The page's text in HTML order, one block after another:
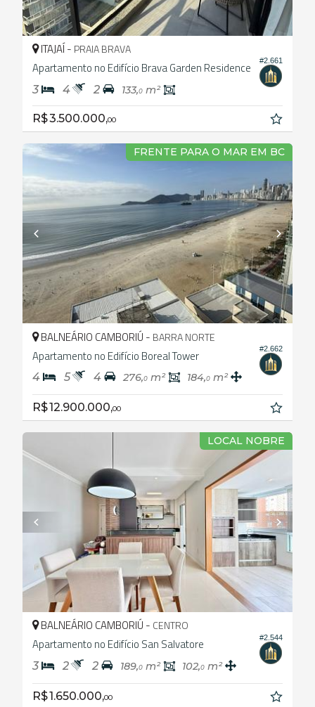
#2.661
ITAJAÍ - PRAIA BRAVA
Apartamento no Edifício Brava Garden Residence
3 4 2 133,0 m²
R$ 3.500.000,00
FRENTE PARA O MAR EM BC
#2.662
BALNEÁRIO CAMBORIÚ - BARRA NORTE
Apartamento no Edifício Boreal Tower
4 5 4 276,0 m² 184,0 m²
R$ 12.900.000,00
LOCAL NOBRE
#2.544
BALNEÁRIO CAMBORIÚ - CENTRO
Apartamento no Edifício San Salvatore
3 2 2 189,0 m² 102,0 m²
R$ 1.650.000,00